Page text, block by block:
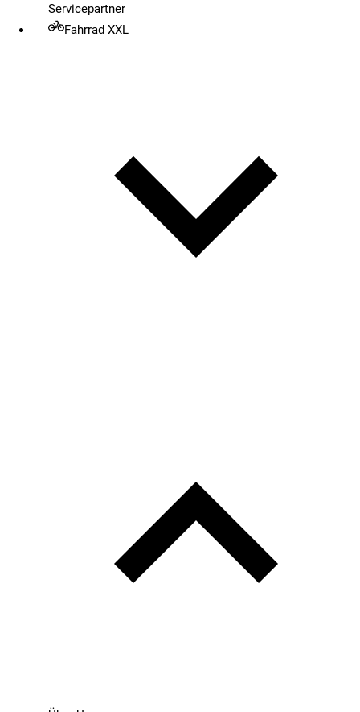
Servicepartner
Fahrrad XXL